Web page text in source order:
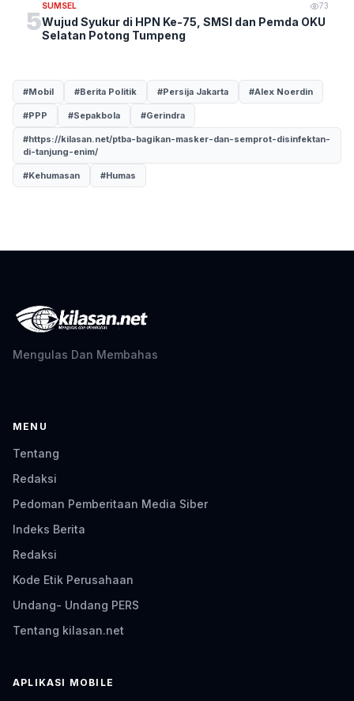
5
SUMSEL 73
Wujud Syukur di HPN Ke-75, SMSI dan Pemda OKU
Selatan Potong Tumpeng
#Mobil #Berita Politik #Persija Jakarta #Alex Noerdin
#PPP #Sepakbola #Gerindra
#https://kilasan.net/ptba-bagikan-masker-dan-semprot-disinfektan-
di-tanjung-enim/
#Kehumasan #Humas
Mengulas Dan Membahas
MENU
Tentang
Redaksi
Pedoman Pemberitaan Media Siber
Indeks Berita
Redaksi
Kode Etik Perusahaan
Undang- Undang PERS
Tentang kilasan.net
APLIKASI MOBILE